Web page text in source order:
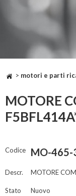
> motori e parti
MOTORE
Codice MO-465-
Descr. MOTORE
Stato Nuovo